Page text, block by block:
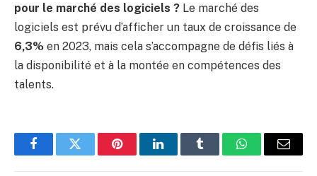
pour le marché des logiciels ? Le marché des
logiciels est prévu d’afficher un taux de croissance de
6,3% en 2023, mais cela s’accompagne de défis liés à
la disponibilité et à la montée en compétences des
talents.
FacebookTwitter PinterestLinkedInTumblr WhatsApp
E-